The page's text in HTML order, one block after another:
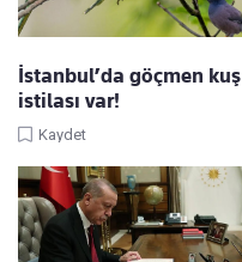
İstanbul’da göçmen kuş
istilası var!
Kaydet